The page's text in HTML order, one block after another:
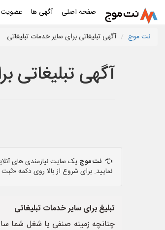
صفحه اصلی آگهی ها عضویت
نت موج آگهی تبلیغاتی برای سایر خدمات تبلیغاتی
آگهی تبلیغاتی
نت موج یک سایت نیازمندی های
نمایید. برای شروع از بالا روی دکمه
تبلیغ برای سایر خدمات تبلیغاتی
چنانچه زمینه صنفی یا شغل شما